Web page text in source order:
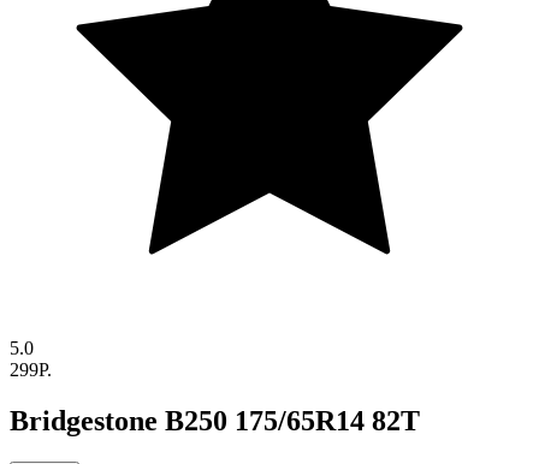
5.0
299P.
Bridgestone B250 175/65R14 82T